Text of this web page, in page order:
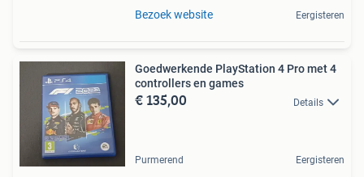
Bezoek website Eergisteren
Goedwerkende PlayStation 4 Pro met 4
controllers en games
€ 135,00 Details
Purmerend Eergisteren